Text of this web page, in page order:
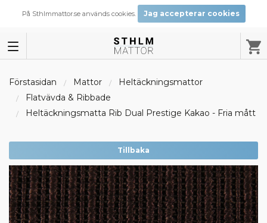
På Sthlmmattor.se används cookies. Jag accepterar cookies
Förstasidan Mattor
Heltäckningsmattor
Flatvävda & Ribbade
Heltäckningsmatta Rib Dual Prestige Kakao - Fria mått
Tillbaka